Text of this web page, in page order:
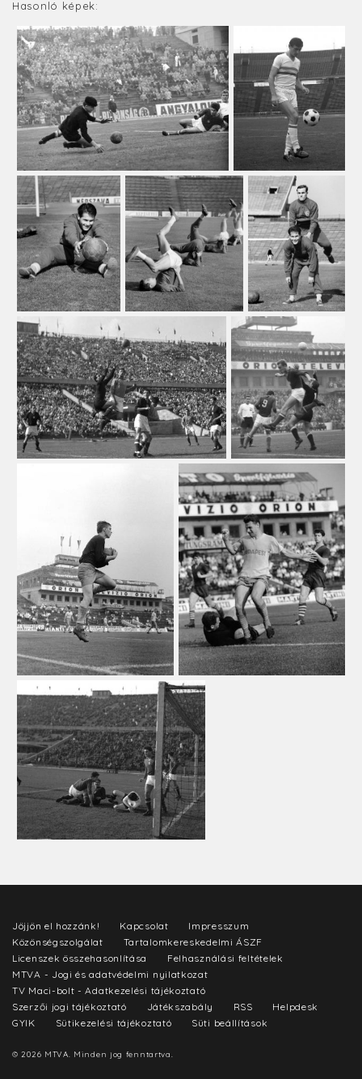
Hasonló képek:
Jöjjön el hozzánk! Kapcsolat
Impresszum
Közönségszolgálat
Tartalomkereskedelmi ÁSZF
Licenszek összehasonlítása
Felhasználási feltételek
MTVA - Jogi és adatvédelmi nyilatkozat
TV Maci-bolt - Adatkezelési tájékoztató
Szerzői jogi tájékoztató
Játékszabály RSS
Helpdesk
GYIK
Sütikezelési tájékoztató Süti beállítások
© 2026 MTVA. Minden jog fenntartva.